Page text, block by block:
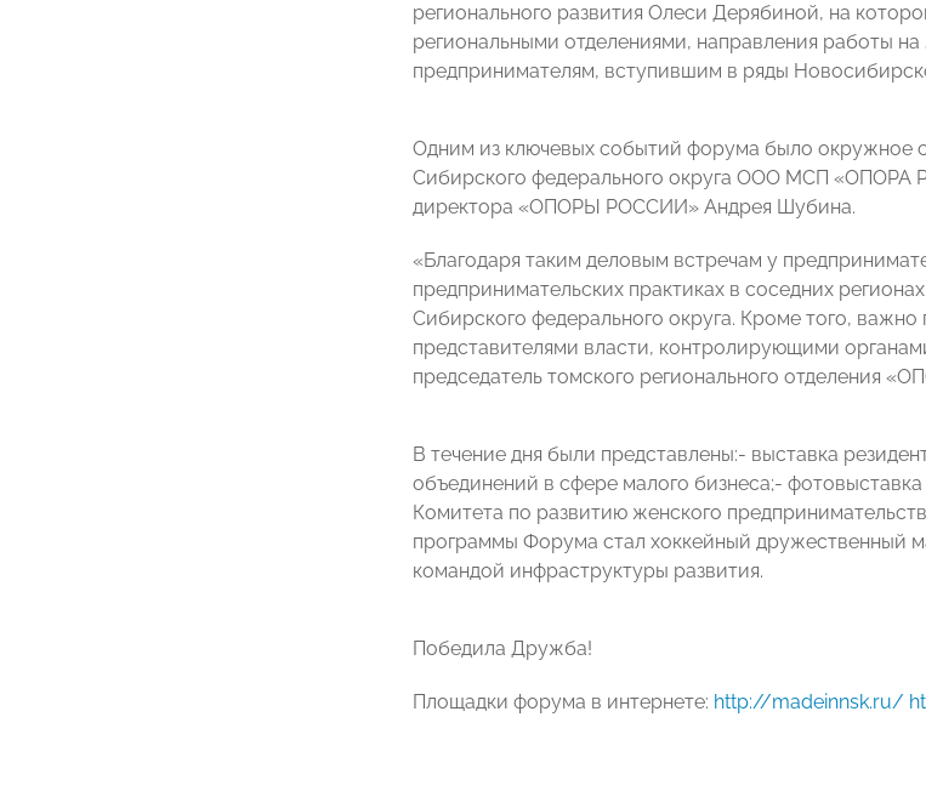
регионального развития Олеси Дерябиной, на
региональными отделениями, направления работы
предпринимателям, вступившим в ряды
Одним из ключевых событий форума было окружное
Сибирского федерального округа ООО МСП «ОПОРА
директора «ОПОРЫ РОССИИ» Андрея Шубина.
«Благодаря таким деловым встречам у
предпринимательских практиках в соседних
Сибирского федерального округа. Кроме того,
представителями власти, контролирующими
председатель томского регионального отделения
В течение дня были представлены:- выставка
объединений в сфере малого бизнеса;-
Комитета по развитию женского
программы Форума стал хоккейный дружественный
командой инфраструктуры развития.
Победила Дружба!
Площадки форума в интернете: http://madeinnsk.ru/